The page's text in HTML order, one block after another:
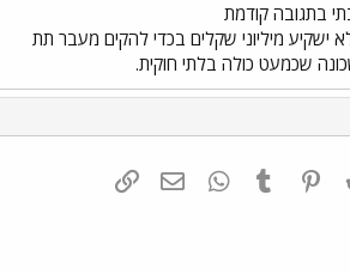
בתגובה קודמת
ישקיע מיליוני שקלים בכדי להקים מעבר תת
שכמעט כולה בלתי חוקית.
Reddit
Pinterest
Tumblr
WhatsAppדואר אלקטרוני